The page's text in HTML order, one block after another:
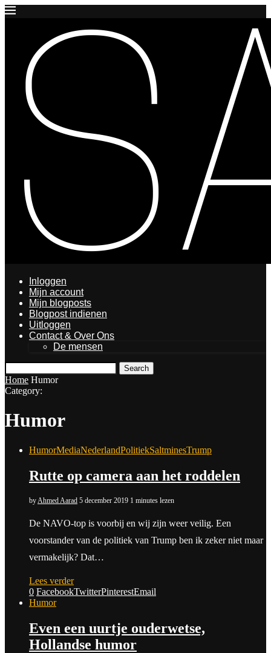
Inloggen
Mijn account
Mijn blogposts
Blogpost indienen
Uitloggen
Contact & Over Ons
De mensen
Search
Home Humor
Category:
Humor
HumorMediaNederlandPolitiekSaltminesTrump
Rutte op camera aan het roddelen
by Ahmed Aarad 5 december 2019 1 minutes lezen
De NAVO-top is voorbij en wij zijn weer veilig. Een
voorstander van de politiek van Trump ben ik zeker niet maar
vermakelijk? Dat…
Lees verder
0 FacebookTwitterPinterestEmail
Humor
Even een uurtje ouderwetse,
Hollandse humor